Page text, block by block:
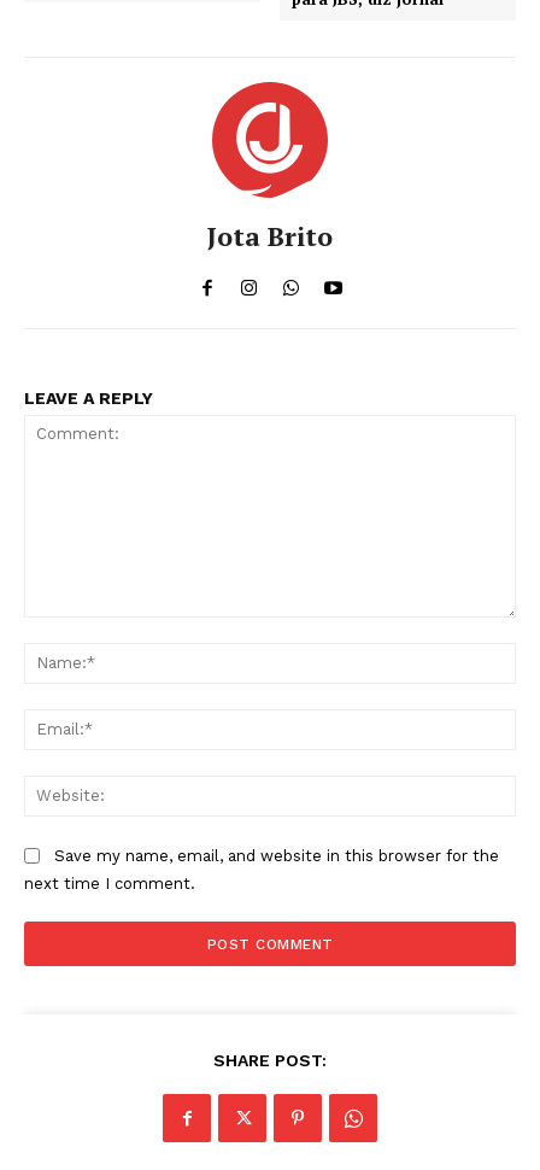
Jota Brito
LEAVE A REPLY
Save my name, email, and website in this browser for the
next time I comment.
SHARE POST: